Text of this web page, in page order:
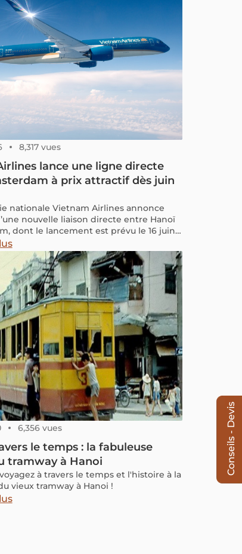
8,317 vues
lance une ligne directe
à prix attractif dès juin
nationale Vietnam Airlines annonce
nouvelle liaison directe entre Hanoï
dont le lancement est prévu le 16 juin
6,356 vues
le temps : la fabuleuse
tramway à Hanoi
à travers le temps et l'histoire à la
vieux tramway à Hanoi !
Conseils - Devis